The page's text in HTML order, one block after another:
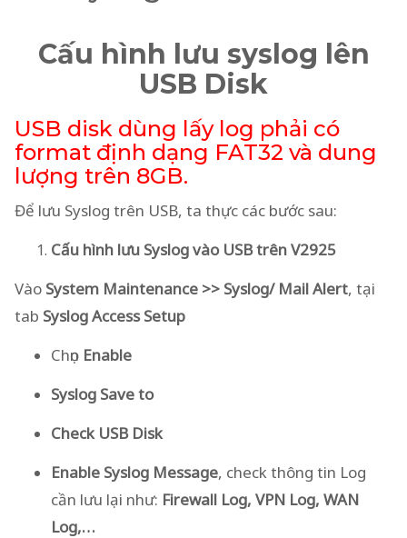
Cấu hình lưu syslog lên
USB Disk
USB disk dùng lấy log phải có
format định dạng FAT32 và dung
lượng trên 8GB.
Để lưu Syslog trên USB, ta thực các bước sau:
Cấu hình lưu Syslog vào USB trên V2925
Vào System Maintenance >> Syslog/ Mail Alert, tại
tab Syslog Access Setup
Chọn Enable
Syslog Save to
Check USB Disk
Enable Syslog Message, check thông tin Log
cần lưu lại như: Firewall Log, VPN Log, WAN
Log,…